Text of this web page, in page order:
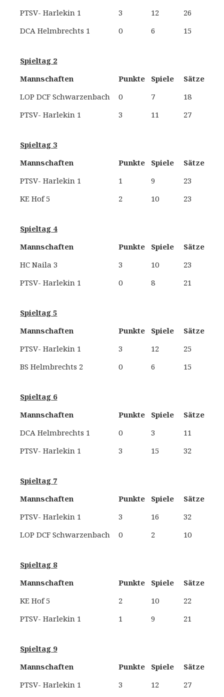
PTSV- Harlekin 1
3 12 26
DCA Helmbrechts 1
0 6 15
Spieltag 2
Mannschaften
Punkte Spiele
Sätze
LOP DCF Schwarzenbach
0 7 18
PTSV- Harlekin 1
3 11 27
Spieltag 3
Mannschaften
Punkte Spiele
Sätze
PTSV- Harlekin 1
1 9 23
KE Hof 5
2 10 23
Spieltag 4
Mannschaften
Punkte Spiele
Sätze
HC Naila 3
3 10 23
PTSV- Harlekin 1
0 8 21
Spieltag 5
Mannschaften
Punkte Spiele
Sätze
PTSV- Harlekin 1
3 12 25
BS Helmbrechts 2
0 6 15
Spieltag 6
Mannschaften
Punkte Spiele
Sätze
DCA Helmbrechts 1
0 3 11
PTSV- Harlekin 1
3 15 32
Spieltag 7
Mannschaften
Punkte Spiele
Sätze
PTSV- Harlekin 1
3 16 32
LOP DCF Schwarzenbach
0 2 10
Spieltag 8
Mannschaften
Punkte Spiele
Sätze
KE Hof 5
2 10 22
PTSV- Harlekin 1
1 9 21
Spieltag 9
Mannschaften
Punkte Spiele
Sätze
PTSV- Harlekin 1
3 12 27